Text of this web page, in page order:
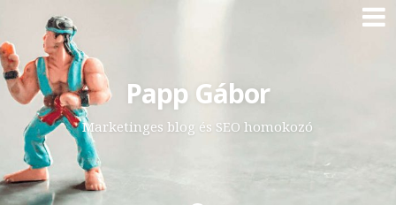
Skip
to
content
Papp Gábor
Marketinges blog és SEO homokozó